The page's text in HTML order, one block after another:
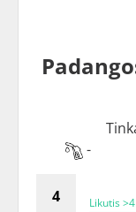
-
Likutis >4